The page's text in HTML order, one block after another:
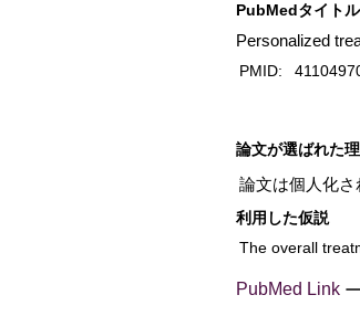
PubMedタイトル
Personalized
PMID:
論文が選ばれた
論文は個人化さ
利用した仮説
The overall
PubMed Link